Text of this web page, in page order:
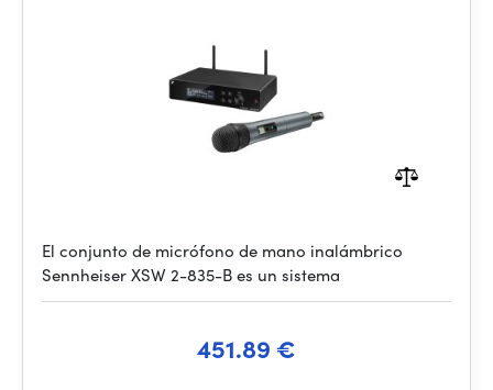
El conjunto de micrófono de mano inalámbrico
Sennheiser XSW 2-835-B es un sistema
451.89 €